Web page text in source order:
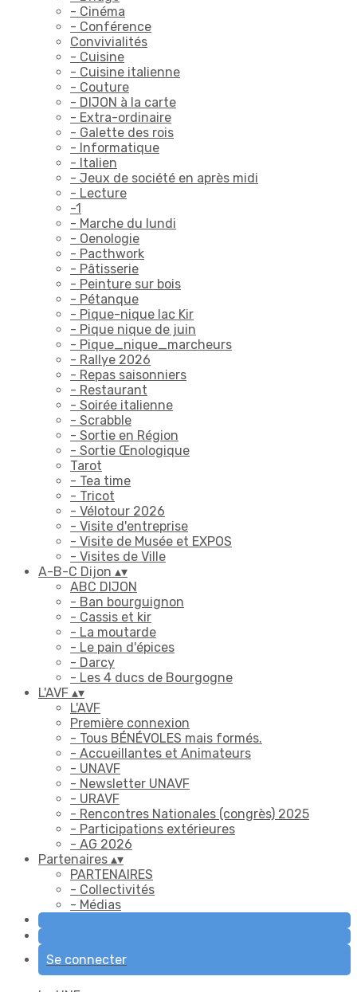
- Cinéma
- Conférence
Convivialités
- Cuisine
- Cuisine italienne
- Couture
- DIJON à la carte
- Extra-ordinaire
- Galette des rois
- Informatique
- Italien
- Jeux de société en après midi
- Lecture
-1
- Marche du lundi
- Oenologie
- Pacthwork
- Pâtisserie
- Peinture sur bois
- Pétanque
- Pique-nique lac Kir
- Pique nique de juin
- Pique_nique_marcheurs
- Rallye 2026
- Repas saisonniers
- Restaurant
- Soirée italienne
- Scrabble
- Sortie en Région
- Sortie Œnologique
Tarot
- Tea time
- Tricot
- Vélotour 2026
- Visite d'entreprise
- Visite de Musée et EXPOS
- Visites de Ville
A-B-C Dijon ▴▾
ABC DIJON
- Ban bourguignon
- Cassis et kir
- La moutarde
- Le pain d'épices
- Darcy
- Les 4 ducs de Bourgogne
L'AVF ▴▾
L'AVF
Première connexion
- Tous BÉNÉVOLES mais formés.
- Accueillantes et Animateurs
- UNAVF
- Newsletter UNAVF
- URAVF
- Rencontres Nationales (congrès) 2025
- Participations extérieures
- AG 2026
Partenaires ▴▾
PARTENAIRES
- Collectivités
- Médias
Se connecter